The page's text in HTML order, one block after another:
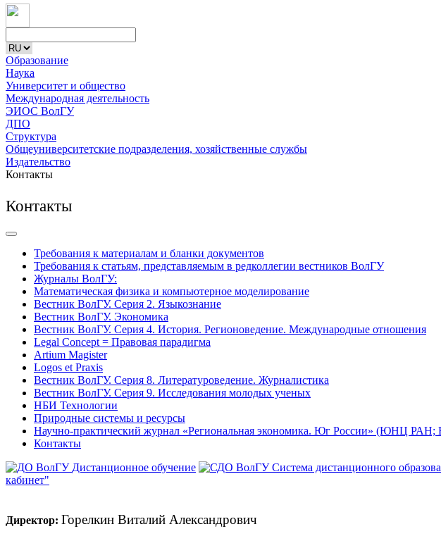
Образование
Наука
Университет и общество
Международная деятельность
ЭИОС ВолГУ
ДПО
Структура
Общеуниверситетские подразделения, хозяйственные службы
Издательство
Контакты
Контакты
Требования к материалам и бланки документов
Требования к статьям, представляемым в редколлегии вестников ВолГУ
Журналы ВолГУ:
Математическая физика и компьютерное моделирование
Вестник ВолГУ. Серия 2. Языкознание
Вестник ВолГУ. Экономика
Вестник ВолГУ. Серия 4. История. Регионоведение. Международные отношения
Legal Concept = Правовая парадигма
Artium Magister
Logos et Praxis
Вестник ВолГУ. Серия 8. Литературоведение. Журналистика
Вестник ВолГУ. Серия 9. Исследования молодых ученых
НБИ Технологии
Природные системы и ресурсы
Научно-практический журнал «Региональная экономика. Юг России» (ЮНЦ РАН;
Контакты
Дистанционное обучение
Система дистанционного
кабинет"
Директор: Горелкин Виталий Александрович